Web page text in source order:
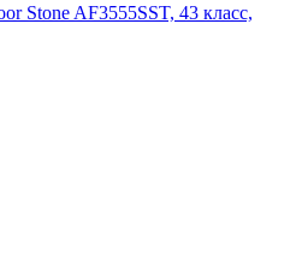
Stone AF3555SST, 43 класс,